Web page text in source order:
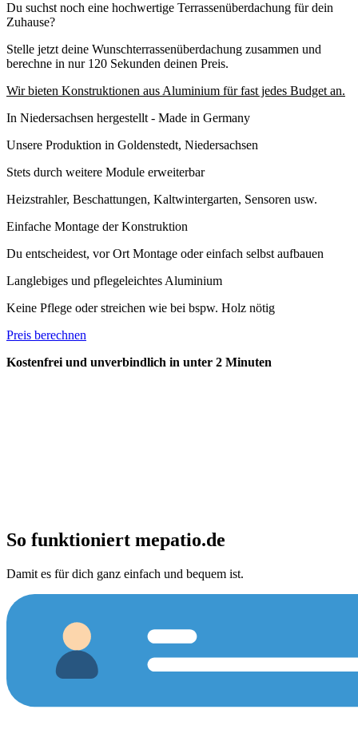
Du suchst noch eine hochwertige Terrassenüberdachung für dein
Zuhause?
Stelle jetzt deine Wunschterrassenüberdachung zusammen und
berechne in nur 120 Sekunden deinen Preis.
Wir bieten Konstruktionen aus Aluminium für fast jedes Budget an.
In Niedersachsen hergestellt - Made in Germany
Unsere Produktion in Goldenstedt, Niedersachsen
Stets durch weitere Module erweiterbar
Heizstrahler, Beschattungen, Kaltwintergarten, Sensoren usw.
Einfache Montage der Konstruktion
Du entscheidest, vor Ort Montage oder einfach selbst aufbauen
Langlebiges und pflegeleichtes Aluminium
Keine Pflege oder streichen wie bei bspw. Holz nötig
Preis berechnen
Kostenfrei und unverbindlich in unter 2 Minuten
So funktioniert mepatio.de
Damit es für dich ganz einfach und bequem ist.